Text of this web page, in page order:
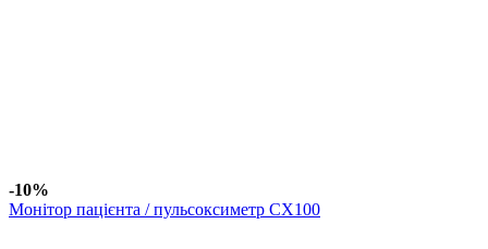
-10%
Монітор пацієнта / пульсоксиметр CX100